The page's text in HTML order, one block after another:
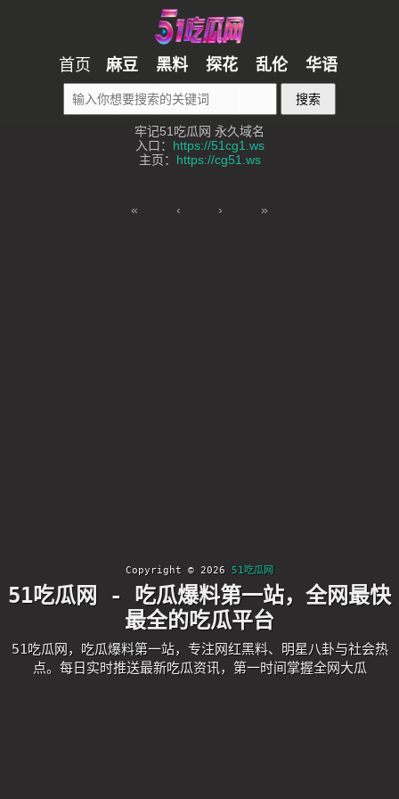
首页 麻豆 黑料 探花 乱伦 华语
搜索
牢记51吃瓜网 永久域名
入口： https://51cg1.ws
主页： https://cg51.ws
« ‹ › »
Copyright © 2026 51吃瓜网
51吃瓜网 - 吃瓜爆料第一站，全网最快
最全的吃瓜平台
51吃瓜网，吃瓜爆料第一站，专注网红黑料、明星八卦与社会热
点。每日实时推送最新吃瓜资讯，第一时间掌握全网大瓜